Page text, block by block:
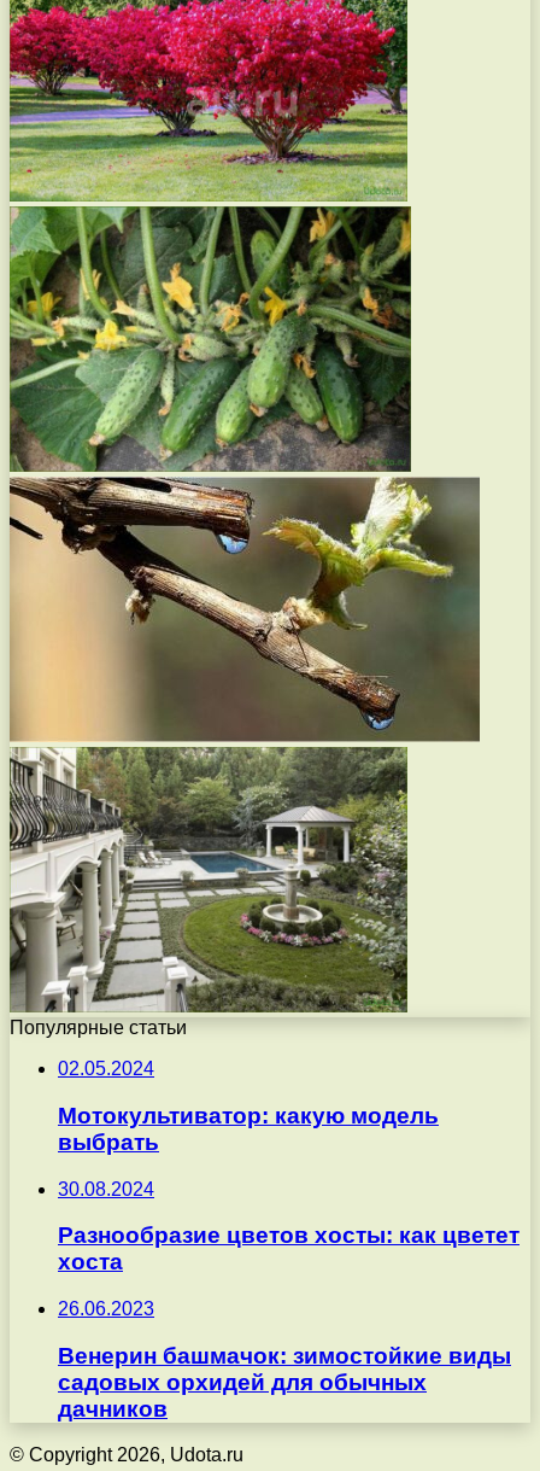
Популярные статьи
02.05.2024
Мотокультиватор: какую модель
выбрать
30.08.2024
Разнообразие цветов хосты: как цветет
хоста
26.06.2023
Венерин башмачок: зимостойкие виды
садовых орхидей для обычных
дачников
© Copyright 2026, Udota.ru